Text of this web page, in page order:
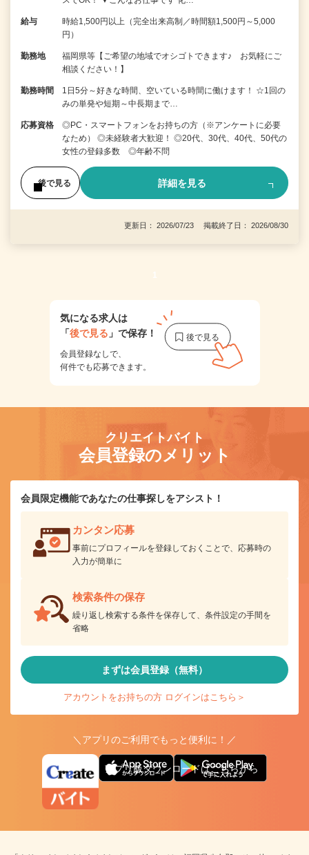
給与
時給1,500円以上（完全出来高制／時間額1,500円～5,000
円）
勤務地
福岡県等【ご希望の地域でオシゴトできます♪ お気軽にご
相談ください！】
勤務時間
1日5分～好きな時間、空いている時間に働けます！ ☆1回の
みの単発や短期～中長期まで…
応募資格
◎PC・スマートフォンをお持ちの方（※アンケートに必要
なため） ◎未経験者大歓迎！ ◎20代、30代、40代、50代の
女性の登録多数 ◎年齢不問
後で見る 詳細を見る
更新日： 2026/07/23 掲載終了日： 2026/08/30
1
気になる求人は
「後で見る 」で保存！
会員登録なしで、
何件でも応募できます。
クリエイトバイト
会員登録のメリット
会員限定機能であなたの仕事探しをアシスト！
カンタン応募
事前にプロフィールを登録しておくことで、応募時の
入力が簡単に
検索条件の保存
繰り返し検索する条件を保存して、条件設定の手間を
省略
まずは会員登録（無料）
アカウントをお持ちの方 ログインはこちら＞
＼アプリのご利用でもっと便利に！／
アプリ版ダウンロードはこちらから